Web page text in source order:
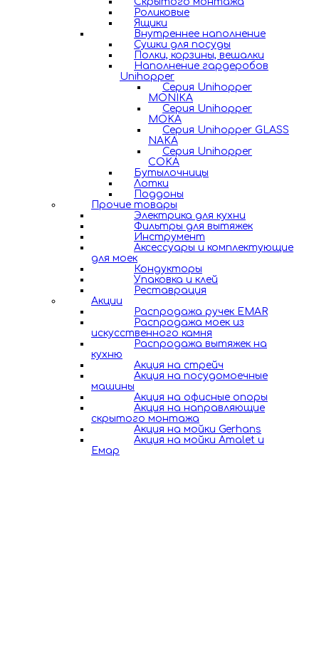
Роликовые
Ящики
Внутреннее наполнение
Сушки для посуды
Полки, корзины, вешалки
Наполнение гардеробов
Unihopper
Серия Unihopper
MONIKA
Серия Unihopper
MOKA
Серия Unihopper GLASS
NAKA
Серия Unihopper
COKA
Бутылочницы
Лотки
Поддоны
Прочие товары
Электрика для кухни
Фильтры для вытяжек
Инструмент
Аксессуары и комплектующие
для моек
Кондукторы
Упаковка и клей
Реставрация
Акции
Распродажа ручек EMAR
Распродажа моек из
искусственного камня
Распродажа вытяжек на
кухню
Акция на стрейч
Акция на посудомоечные
машины
Акция на офисные опоры
Акция на направляющие
скрытого монтажа
Акция на мойки Gerhans
Акция на мойки Amalet и
Емар